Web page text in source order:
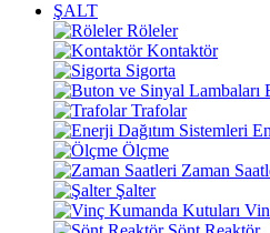
ŞALT
Röleler
Kontaktör
Sigorta
Trafolar
Ölçme
Zaman
Şalter